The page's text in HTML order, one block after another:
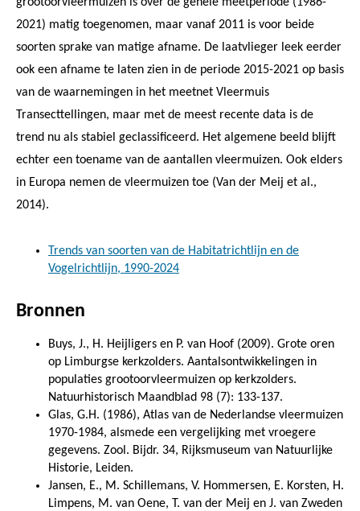
2021) matig toegenomen, maar vanaf 2011 is voor beide
soorten sprake van matige afname. De laatvlieger leek eerder
ook een afname te laten zien in de periode 2015-2021 op basis
van de waarnemingen in het meetnet Vleermuis
Transecttellingen, maar met de meest recente data is de
trend nu als stabiel geclassificeerd. Het algemene beeld blijft
echter een toename van de aantallen vleermuizen. Ook elders
in Europa nemen de vleermuizen toe (Van der Meij et al.,
2014).
Trends van soorten van de Habitatrichtlijn en de
Vogelrichtlijn, 1990-2024
Bronnen
Buys, J., H. Heijligers en P. van Hoof (2009). Grote oren
op Limburgse kerkzolders. Aantalsontwikkelingen in
populaties grootoorvleermuizen op kerkzolders.
Natuurhistorisch Maandblad 98 (7): 133-137.
Glas, G.H. (1986), Atlas van de Nederlandse vleermuizen
1970-1984, alsmede een vergelijking met vroegere
gegevens. Zool. Bijdr. 34, Rijksmuseum van Natuurlijke
Historie, Leiden.
Jansen, E., M. Schillemans, V. Hommersen, E. Korsten, H.
Limpens, M. van Oene, T. van der Meij en J. van Zweden